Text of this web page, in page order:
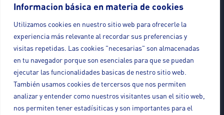
Informacion básica en materia de cookies
Utilizamos cookies en nuestro sitio web para ofrecerle la
experiencia más relevante al recordar sus preferencias y
visitas repetidas. Las cookies "necesarias" son almacenadas
en tu navegador porque son esenciales para que se puedan
ejecutar las funcionalidades basicas de nestro sitio web.
También usamos cookies de tercersos que nos permiten
analizar y entender como nuestros visitantes usan el sitio web,
nos permiten tener estadísiticas y son importantes para el
Servicios
Propiedad Intelectual e Industrial
Protección de datos
Drones (UAVS – RPAS)
Contacto